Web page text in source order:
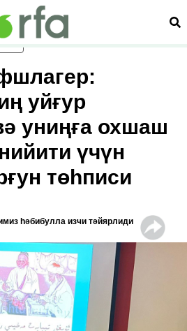
уйғур
униңға охшаш
үчүн
төһписи
һәбибулла изчи тәйярлиди